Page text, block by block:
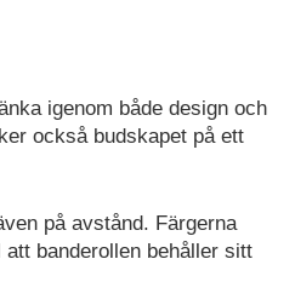
igenom både design och
också budskapet på ett
på avstånd. Färgerna
banderollen behåller sitt